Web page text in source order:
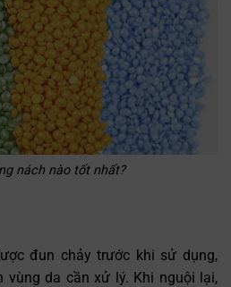
nách nào tốt nhất?
đun chảy trước khi sử dụng,
vùng da cần xử lý. Khi nguội lại,